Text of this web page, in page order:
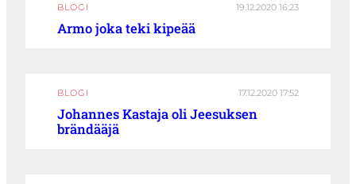
BLOGI 19.12.2020 16:23
Armo joka teki kipeää
BLOGI 17.12.2020 17:52
Johannes Kastaja oli Jeesuksen
brändääjä